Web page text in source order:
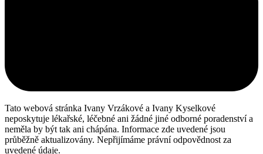
Tato webová stránka Ivany Vrzákové a Ivany Kyselkové
neposkytuje lékařské, léčebné ani žádné jiné odborné poradenství a
neměla by být tak ani chápána. Informace zde uvedené jsou
průběžně aktualizovány. Nepřijímáme právní odpovědnost za
uvedené údaje.